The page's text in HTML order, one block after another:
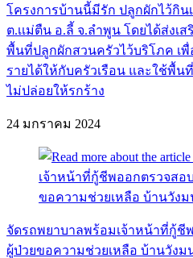
โครงการบ้านนี้มีรัก ปลูกผักไว้กิ
ต.เเม่ตืน อ.ลี้ จ.ลำพูน โดยได้ส่งเ
พื้นที่ปลูกผักสวนครัวไว้บริโภค เพื่
รายได้ให้กับครัวเรือน และใช้พื้น
ไม่ปล่อยให้รกร้าง
24 มกราคม 2024
จัดรถพยาบาลพร้อมเจ้าหน้าที่กู้ชี
ผู้ป่วยขอความช่วยเหลือ บ้านวังม